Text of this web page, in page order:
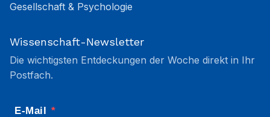
Gesellschaft & Psychologie
Wissenschaft-Newsletter
Die wichtigsten Entdeckungen der Woche direkt in Ihr
Postfach.